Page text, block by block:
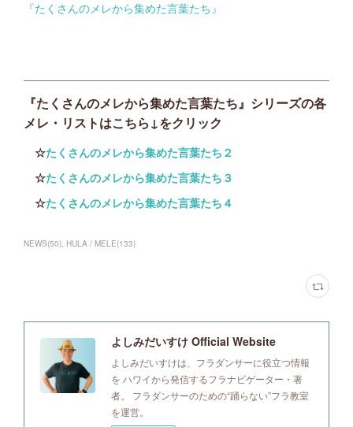
『たくさんのメレから集めた言葉たち』
『たくさんのメレから集めた言葉たち』シリーズの各
メレ・リストはこちら↓をクリック
☆たくさんのメレから集めた言葉たち２
☆たくさんのメレから集めた言葉たち３
☆たくさんのメレから集めた言葉たち４
NEWS(50) HULA / MELE(133)
よしみだいすけ Official Website
よしみだいすけは、フラダンサーに役立つ情報
を ハワイから発信するフラナビゲーター・著
者。 フラダンサーのための“踊らない”フラ教室
を運営。